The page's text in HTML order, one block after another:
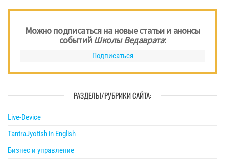
Можно подписаться на новые статьи и анонсы
событийШколы Ведаврата:
Подписаться
РАЗДЕЛЫ/РУБРИКИ САЙТА:
Live-Device
TantraJyotish in English
Бизнес и управление